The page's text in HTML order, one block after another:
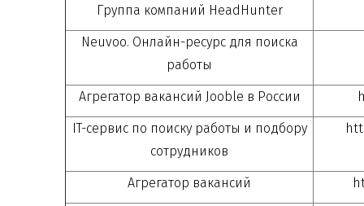
Группа компаний HeadHunter
Neuvoo. Онлайн-ресурсдля поиска
работы
Агрегатор вакансий Jooble в России
IT-сервиспо поиску работы и подбору
сотрудников
Агрегатор вакансий